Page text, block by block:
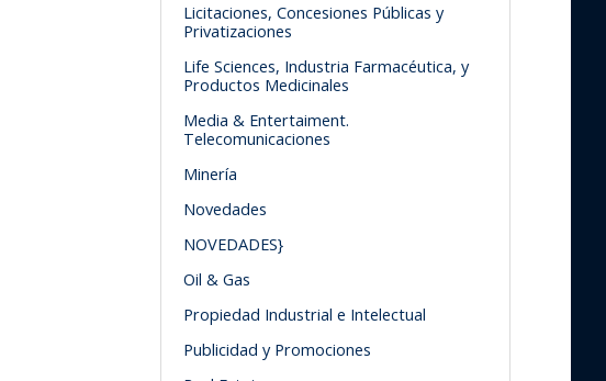
Licitaciones, Concesiones Públicas y
Privatizaciones
Life Sciences, Industria Farmacéutica, y
Productos Medicinales
Media & Entertaiment.
Telecomunicaciones
Minería
Novedades
NOVEDADES}
Oil & Gas
Propiedad Industrial e Intelectual
Publicidad y Promociones